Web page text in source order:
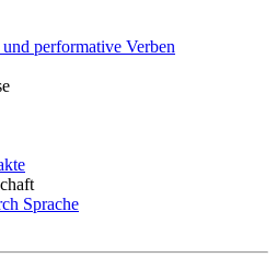
performative Verben
Sprache